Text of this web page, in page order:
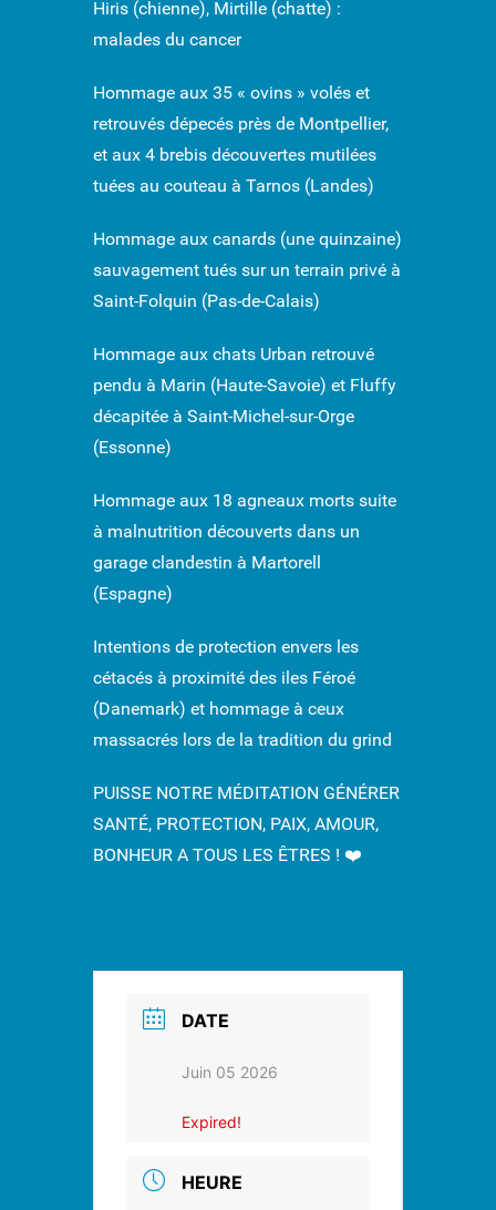
Hiris (chienne), Mirtille (chatte) :
malades du cancer
Hommage aux 35 « ovins » volés et
retrouvés dépecés près de Montpellier,
et aux 4 brebis découvertes mutilées
tuées au couteau à Tarnos (Landes)
Hommage aux canards (une quinzaine)
sauvagement tués sur un terrain privé à
Saint-Folquin (Pas-de-Calais)
Hommage aux chats Urban retrouvé
pendu à Marin (Haute-Savoie) et Fluffy
décapitée à Saint-Michel-sur-Orge
(Essonne)
Hommage aux 18 agneaux morts suite
à malnutrition découverts dans un
garage clandestin à Martorell
(Espagne)
Intentions de protection envers les
cétacés à proximité des iles Féroé
(Danemark) et hommage à ceux
massacrés lors de la tradition du grind
PUISSE NOTRE MÉDITATION GÉNÉRER
SANTÉ, PROTECTION, PAIX, AMOUR,
BONHEUR A TOUS LES ÊTRES ! ❤️
DATE
Juin 05 2026
Expired!
HEURE